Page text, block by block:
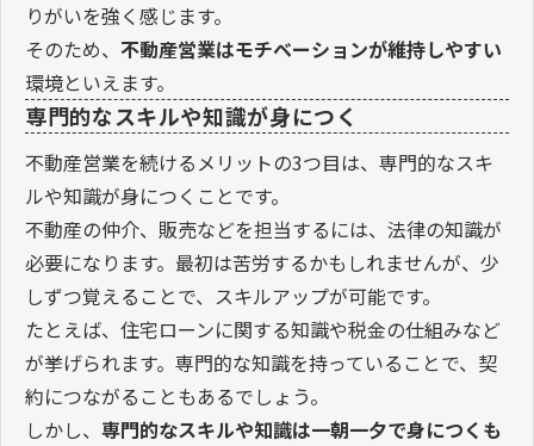
りがいを強く感じます。
そのため、 不動産営業はモチベーションが維持しやすい
環境といえます。
専門的なスキルや知識が身につく
不動産営業を続けるメリットの3つ目は、専門的なスキ
ルや知識が身につくことです。
不動産の仲介、販売などを担当するには、法律の知識が
必要になります。最初は苦労するかもしれませんが、少
しずつ覚えることで、スキルアップが可能です。
たとえば、住宅ローンに関する知識や税金の仕組みなど
が挙げられます。専門的な知識を持っていることで、契
約につながることもあるでしょう。
しかし、 専門的なスキルや知識は一朝一夕で身につくも